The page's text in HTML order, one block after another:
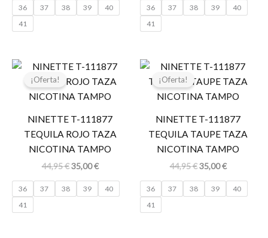
36 37 38 39
40
41
36 37 38 39
40
41
¡Oferta!
NINETTE T-111877
TEQUILA ROJO TAZA
NICOTINA TAMPO
44,95€
El
original
era:
35,00€
El
actual
es:
36 37 38 39
40
41
¡Oferta!
NINETTE T-111877
TEQUILA TAUPE TAZA
NICOTINA TAMPO
44,95€
El
original
era:
35,00€
El
actual
es:
36 37 38 39
40
41